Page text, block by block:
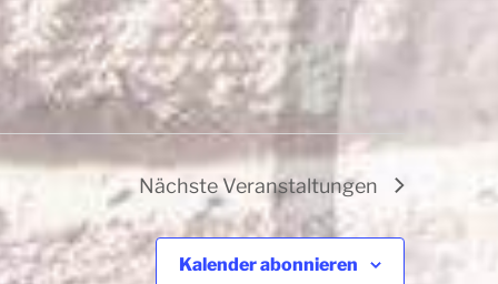
Nächste Veranstaltungen
Kalender abonnieren